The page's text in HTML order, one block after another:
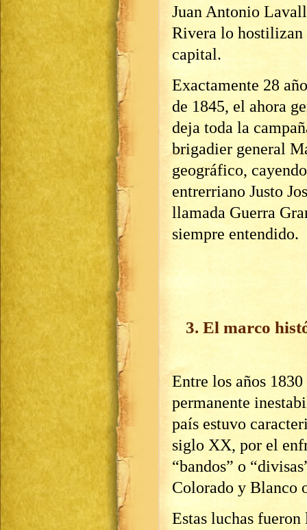
Juan Antonio
Rivera lo hostilizan
capital.
Exactamente 28
de 1845, el ahora
deja toda la
brigadier general
geográfico,
entrerriano Justo
llamada Guerra
siempre entendido.
3. El marco
Entre los años
permanente
país estuvo
siglo XX, por el
“bandos” o
Colorado y Blanco
Estas luchas